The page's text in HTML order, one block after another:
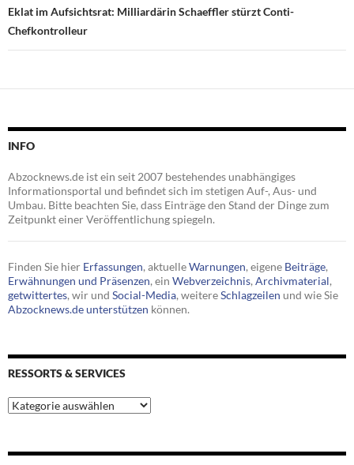
Eklat im Aufsichtsrat: Milliardärin Schaeffler stürzt Conti-
Chefkontrolleur
INFO
Abzocknews.de ist ein seit 2007 bestehendes unabhängiges
Informationsportal und befindet sich im stetigen Auf-, Aus- und
Umbau. Bitte beachten Sie, dass Einträge den Stand der Dinge zum
Zeitpunkt einer Veröffentlichung spiegeln.
Finden Sie hier Erfassungen, aktuelleWarnungen, eigene Beiträge,
Erwähnungen und Präsenzen, ein Webverzeichnis, Archivmaterial,
getwittertes, wir und Social-Media, weitereSchlagzeilen und wie Sie
Abzocknews.de unterstützen können.
RESSORTS & SERVICES
Ressorts
&